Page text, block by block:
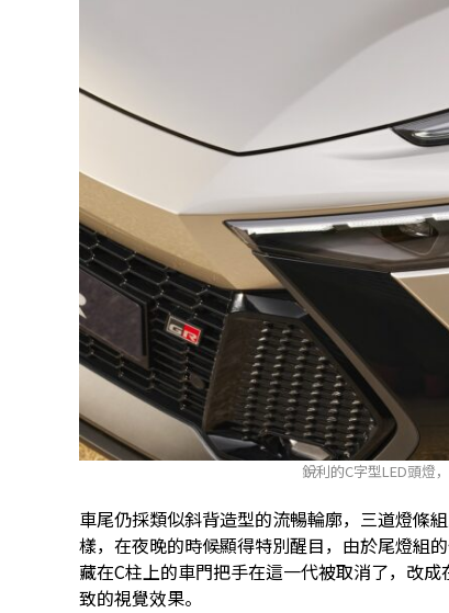
銳利的C字型LED頭燈
車尾仍採類似斜背造型的流暢輪廓，三道燈條
樣，在夜晚的時候顯得特別醒目，由於尾燈組
藏在C柱上的車門把手在這一代被取消了，改
致的視覺效果。